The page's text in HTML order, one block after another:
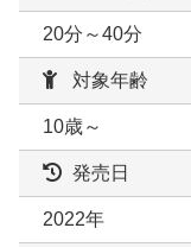
20分～40分
対象年齢
10歳～
発売日
2022年